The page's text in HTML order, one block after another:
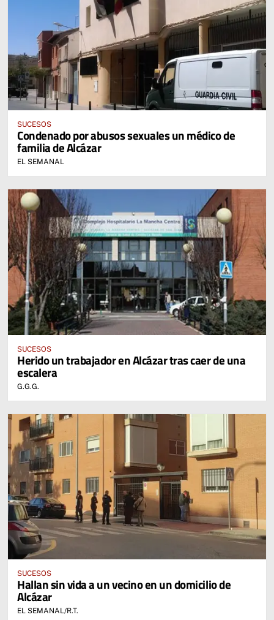
SUCESOS
Condenado por abusos sexuales un médico de
familia de Alcázar
EL SEMANAL
SUCESOS
Herido un trabajador en Alcázar tras caer de una
escalera
G.G.G.
SUCESOS
Hallan sin vida a un vecino en un domicilio de
Alcázar
EL SEMANAL/R.T.